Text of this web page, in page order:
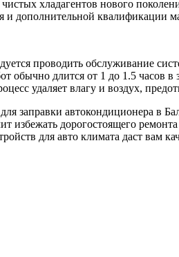
хладагентов нового
и дополнительной квалификации
проводить обслуживание
обычно длится от 1 до 1.5 часов в
удаляет влагу и воздух,
заправки автокондиционера в
избежать дорогостоящего
для авто климата даст вам